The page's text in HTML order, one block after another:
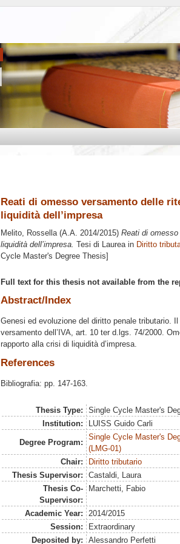
Reati di omesso versamento delle
liquidità dell’impresa
Melito, Rossella(A.A. 2014/2015) Reati di
liquidità dell’impresa. Tesi di Laurea in Diritto
Cycle Master's Degree Thesis]
Full text for this thesis not available from the
Abstract/Index
Genesi ed evoluzione del diritto penale tributario.
versamento dell’IVA, art. 10 ter d.lgs. 74/2000.
rapporto alla crisi di liquidità d’impresa.
References
Bibliografia: pp. 147-163.
Thesis Type:
Single Cycle Master's
Institution:
LUISS Guido Carli
Degree Program:
Single Cycle Master's
(LMG-01)
Chair:
Diritto tributario
Thesis Supervisor:
Castaldi, Laura
Thesis Co-
Supervisor:
Marchetti, Fabio
Academic Year:
2014/2015
Session:
Extraordinary
Deposited by:
Alessandro Perfetti